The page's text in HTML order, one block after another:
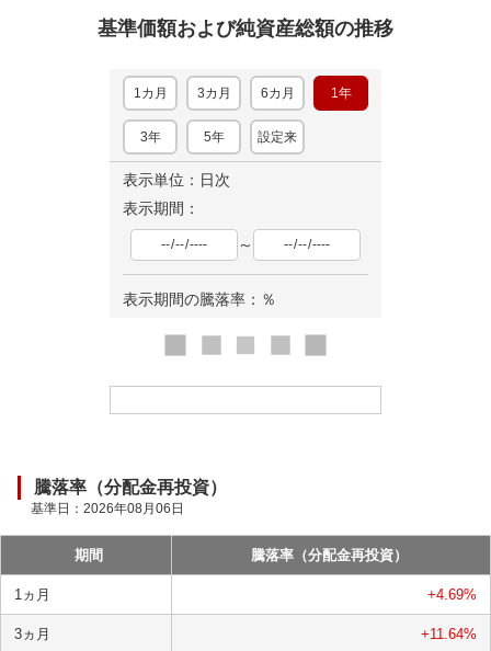
基準価額および純資産総額の推移
1カ月 3カ月 6カ月 1年
3年 5年 設定来
表示単位：日次
表示期間：
～
表示期間の騰落率： ％
騰落率（分配金再投資）
基準日： 2026年08月06日
期間 騰落率（分配金再投資）
1ヵ月 +4.69%
3ヵ月 +11.64%